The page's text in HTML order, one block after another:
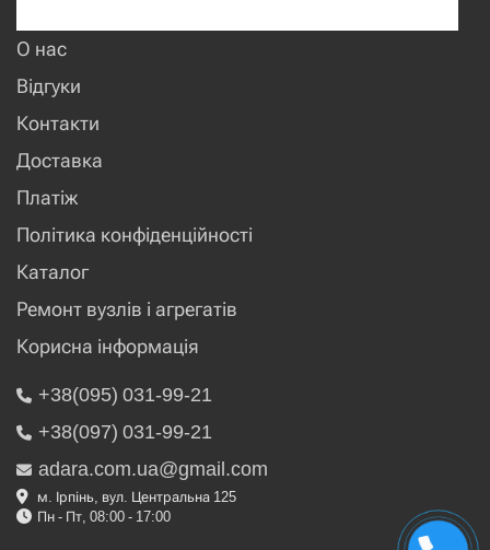
О нас
Відгуки
Контакти
Доставка
Платіж
Політика конфіденційності
Каталог
Ремонт вузлів і агрегатів
Корисна інформація
+38(095) 031-99-21
+38(097) 031-99-21
adara.com.ua@gmail.com
м. Ірпінь, вул. Центральна 125
Пн - Пт, 08:00 - 17:00